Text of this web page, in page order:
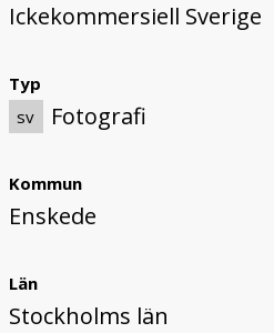
Ickekommersiell Sverige
Typ
sv
Fotografi
Kommun
Enskede
Län
Stockholms län